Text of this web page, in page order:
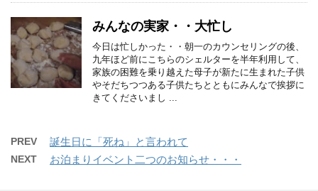
みんなの実家・・大忙し
今日は忙しかった・・朝一のカウンセリングの後、
九年ほど前にこちらのシェルターを半年利用して、
家族の困難を乗り越えた母子が新たに生まれた子供
やそだちつつある子供たちとともにみんなで挨拶に
きてくださいまし ...
PREV 誕生日に「死ね」と言われて
NEXT お泊まりイベント二つのお知らせ・・・